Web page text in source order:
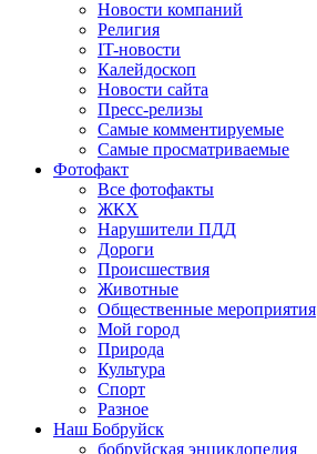
Новости компаний
Религия
IT-новости
Калейдоскоп
Новости сайта
Пресс-релизы
Самые комментируемые
Самые просматриваемые
Фотофакт
Все фотофакты
ЖКХ
Нарушители ПДД
Дороги
Происшествия
Животные
Общественные мероприятия
Мой город
Природа
Культура
Спорт
Разное
Наш Бобруйск
бобруйская энциклопедия